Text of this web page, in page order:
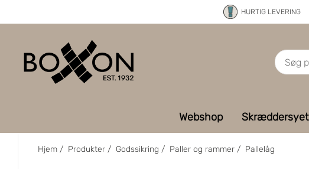
HURTIG LEVERING
Webshop Skræddersyet
Hjem / Produkter / Godssikring / Paller og rammer / Pallelåg